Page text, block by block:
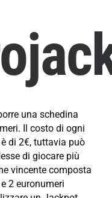
una schedina
Il costo di ogni
di 2€, tuttavia può
di giocare più
vincente composta
2 euronumeri